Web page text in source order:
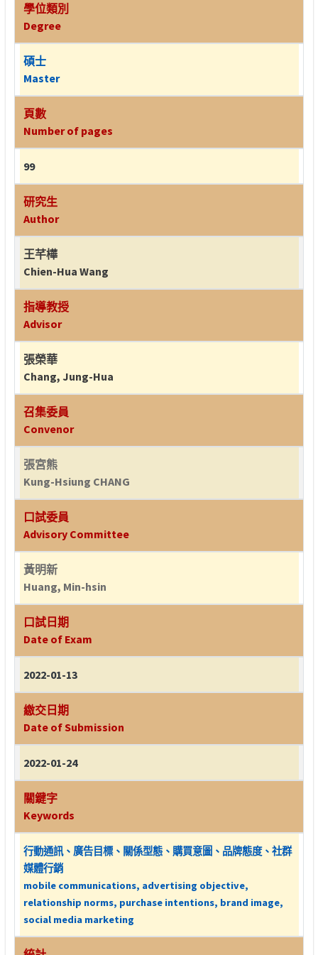
學位類別
Degree
碩士
Master
頁數
Number of pages
99
研究生
Author
王芊樺
Chien-Hua Wang
指導教授
Advisor
張榮華
Chang, Jung-Hua
召集委員
Convenor
張宮熊
Kung-Hsiung CHANG
口試委員
Advisory Committee
黃明新
Huang, Min-hsin
口試日期
Date of Exam
2022-01-13
繳交日期
Date of Submission
2022-01-24
關鍵字
Keywords
行動通訊、廣告目標、關係型態、購買意圖、品牌態度、社群
媒體行銷
mobile communications, advertising objective,
relationship norms, purchase intentions, brand image,
social media marketing